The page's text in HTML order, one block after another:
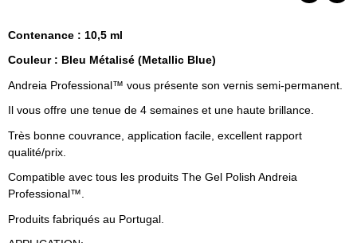
Contenance : 10,5 ml
Couleur : Bleu Métalisé (Metallic Blue)
Andreia Professional™ vous présente son vernis semi-permanent.
Il vous offre une tenue de 4 semaines et une haute brillance.
Très bonne couvrance, application facile, excellent rapport
qualité/prix.
Compatible avec tous les produits The Gel Polish Andreia
Professional™.
Produits fabriqués au Portugal.